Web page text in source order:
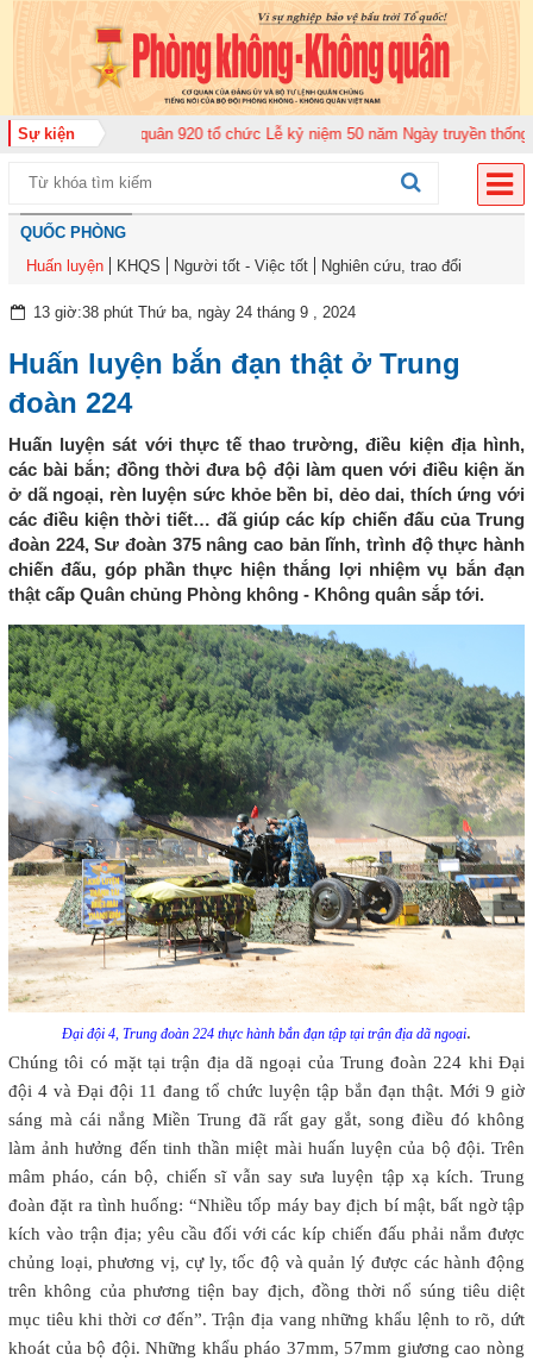
Sự kiện
đoàn Không quân 920 tổ chức Lễ kỷ niệm 50 năm Ngày truyền thống
QUỐC PHÒNG
Huấn luyện
KHQS Người tốt - Việc tốt Nghiên cứu, trao đổi
13 giờ:38 phút Thứ ba, ngày 24 tháng 9 , 2024
Huấn luyện bắn đạn thật ở Trung
đoàn 224
Huấn luyện sát với thực tế thao trường, điều kiện địa hình,
các bài bắn; đồng thời đưa bộ đội làm quen với điều kiện ăn
ở dã ngoại, rèn luyện sức khỏe bền bỉ, dẻo dai, thích ứng với
các điều kiện thời tiết… đã giúp các kíp chiến đấu của Trung
đoàn 224, Sư đoàn 375 nâng cao bản lĩnh, trình độ thực hành
chiến đấu, góp phần thực hiện thắng lợi nhiệm vụ bắn đạn
thật cấp Quân chủng Phòng không - Không quân sắp tới.
Đại đội 4, Trung đoàn 224 thực hành bắn đạn tập tại trận địa dã ngoại.
Chúng tôi có mặt tại trận địa dã ngoại của Trung đoàn 224 khi Đại
đội 4 và Đại đội 11 đang tổ chức luyện tập bắn đạn thật. Mới 9 giờ
sáng mà cái nắng Miền Trung đã rất gay gắt, song điều đó không
làm ảnh hưởng đến tinh thần miệt mài huấn luyện của bộ đội. Trên
mâm pháo, cán bộ, chiến sĩ vẫn say sưa luyện tập xạ kích. Trung
đoàn đặt ra tình huống: “Nhiều tốp máy bay địch bí mật, bất ngờ tập
kích vào trận địa; yêu cầu đối với các kíp chiến đấu phải nắm được
chủng loại, phương vị, cự ly, tốc độ và quản lý được các hành động
trên không của phương tiện bay địch, đồng thời nổ súng tiêu diệt
mục tiêu khi thời cơ đến”. Trận địa vang những khẩu lệnh to rõ, dứt
khoát của bộ đội. Những khẩu pháo 37mm, 57mm giương cao nòng